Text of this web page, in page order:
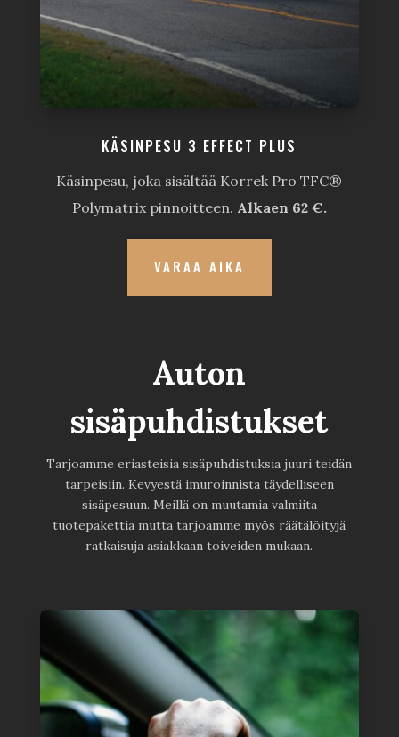
KÄSINPESU 3 EFFECT PLUS
Käsinpesu, joka sisältää Korrek Pro TFC®
Polymatrix pinnoitteen. Alkaen 62 €.
VARAA AIKA
Auton
sisäpuhdistukset
Tarjoamme eriasteisia sisäpuhdistuksia juuri teidän
tarpeisiin. Kevyestä imuroinnista täydelliseen
sisäpesuun. Meillä on muutamia valmiita
tuotepakettia mutta tarjoamme myös räätälöityjä
ratkaisuja asiakkaan toiveiden mukaan.